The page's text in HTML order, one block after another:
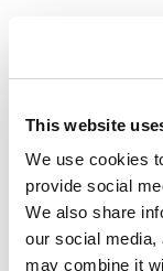
This website
We use cookies
provide social
We also share
our social media,
may combine it
#F1 #FERRARI